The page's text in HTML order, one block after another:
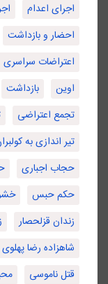
اجرای اعدام
احضار و بازداشت
اعتراضات سراسری
اوین
بازداشت
تجمع اعتراضی
تیر اندازی به
حجاب اجباری
حکم حبس
زندان قزلحصار
شاهزاده رضا پهلوی
قتل ناموسی